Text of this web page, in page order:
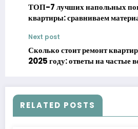
ТОП-7 лучших напольных
квартиры: сравниваем
Next post
Сколько стоит ремонт
2025 году: ответы на частые
RELATED POSTS